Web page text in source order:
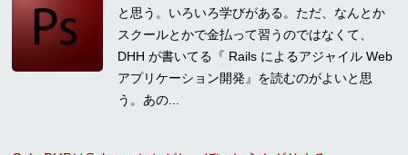
と思う。いろいろ学びがある。ただ、なんとか
スクールとかで金払って習うのではなくて、
DHH が書いてる『 Rails によるアジャイル Web
アプリケーション開発』を読むのがよいと思
う。あの...